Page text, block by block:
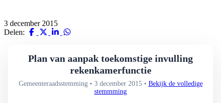
3 december 2015
Delen:
Plan van aanpak toekomstige invulling
rekenkamerfunctie
Gemeenteraadsstemming • 3 december 2015 • Bekijk de volledige
stemmming